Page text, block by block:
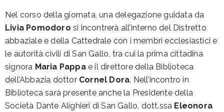
Nel corso della giornata, una delegazione guidata da
Livia Pomodoro si incontrerà all’interno del Distretto
abbaziale e della Cattedrale con i membri ecclesiastici e
le autorità civili di San Gallo, tra cui la prima cittadina
signora Maria Pappae il direttore della Biblioteca
dell’Abbazia dottor Cornel Dora. Nell’incontro in
Biblioteca sarà presente anche la Presidente della
Società Dante Alighieri di San Gallo, dott.ssa Eleonora